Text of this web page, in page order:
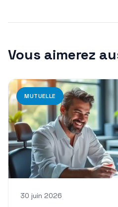
Vous aimerez
MUTUELLE
30 juin 2026